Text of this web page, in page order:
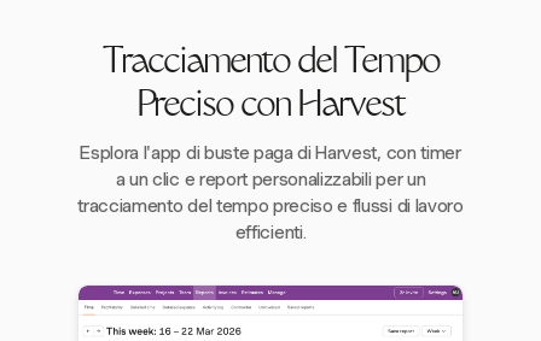
Tracciamento del Tempo
Preciso con Harvest
Esplora l'app di buste paga di Harvest, con timer
a un clic e report personalizzabili per un
tracciamento del tempo preciso e flussi di lavoro
efficienti.